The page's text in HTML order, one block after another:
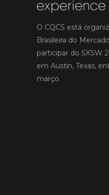
O CQCS está
Brasileira do
participar do SXSW
em Austin, Texas,
março.